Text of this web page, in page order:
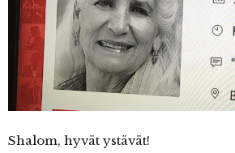
Shalom, hyvät ystävät!